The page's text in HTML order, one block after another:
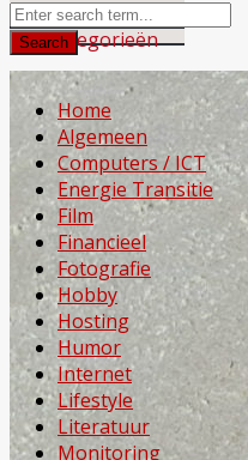
Home
Algemeen
Computers / ICT
Energie Transitie
Film
Financieel
Fotografie
Hobby
Hosting
Humor
Internet
Lifestyle
Literatuur
Monitoring